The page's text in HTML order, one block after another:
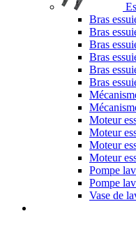
Bras
Bras
Bras
Bras
Bras
Bras
Moteur
Moteur
Moteur
Moteur
Pompe
Pompe
Vase de